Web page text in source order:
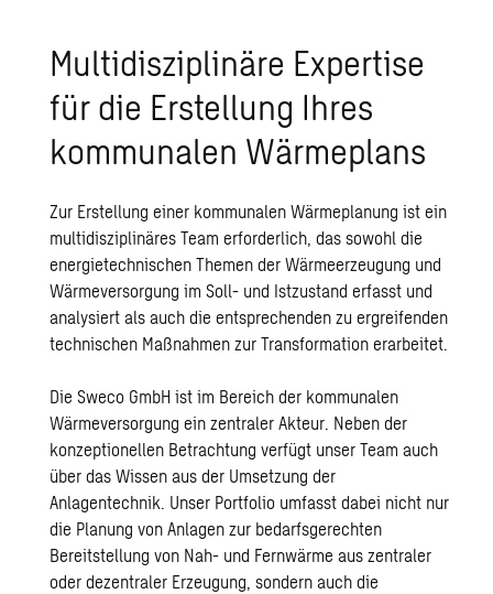
Multidisziplinäre Expertise
für die Erstellung Ihres
kommunalen Wärmeplans
Zur Erstellung einer kommunalen Wärmeplanung ist ein
multidisziplinäres Team erforderlich, das sowohl die
energietechnischen Themen der Wärmeerzeugung und
Wärmeversorgung im Soll- und Istzustand erfasst und
analysiert als auch die entsprechenden zu ergreifenden
technischen Maßnahmen zur Transformation erarbeitet.
Die Sweco GmbH ist im Bereich der kommunalen
Wärmeversorgung ein zentraler Akteur. Neben der
konzeptionellen Betrachtung verfügt unser Team auch
über das Wissen aus der Umsetzung der
Anlagentechnik. Unser Portfolio umfasst dabei nicht nur
die Planung von Anlagen zur bedarfsgerechten
Bereitstellung von Nah- und Fernwärme aus zentraler
oder dezentraler Erzeugung, sondern auch die